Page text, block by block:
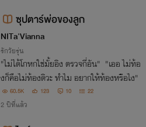
ซุปตาร์พ่อของลูก
NITa'Vianna
รักวัยรุ่น
"ไม่ได้โกหกใช่มั้ยอิง ตรวจกี่อัน" "เออ ไม่ท้อ
งก็คือไม่ท้องดิวะ ทำไม อยากให้ท้องหรือไง"
60.5K 123 10 22
2 ปีที่แล้ว